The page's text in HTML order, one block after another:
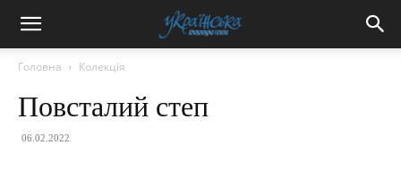
Головна Колекція
Повсталий степ
06.02.2022